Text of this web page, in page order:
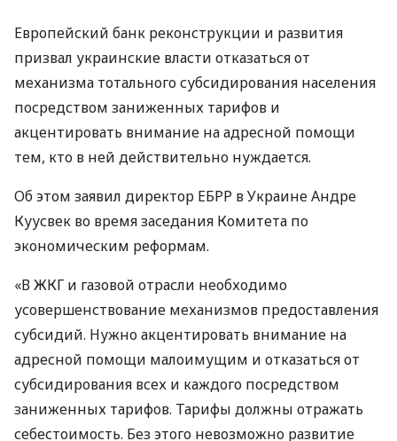
Европейский банк реконструкции и развития
призвал украинские власти отказаться от
механизма тотального субсидирования населения
посредством заниженных тарифов и
акцентировать внимание на адресной помощи
тем, кто в ней действительно нуждается.
Об этом заявил директор ЕБРР в Украине Андре
Куусвек во время заседания Комитета по
экономическим реформам.
«ВЖКГ и газовой отрасли необходимо
усовершенствование механизмов предоставления
субсидий. Нужно акцентировать внимание на
адресной помощи малоимущим и отказаться от
субсидирования всех и каждого посредством
заниженных тарифов. Тарифы должны отражать
себестоимость. Без этого невозможно развитие